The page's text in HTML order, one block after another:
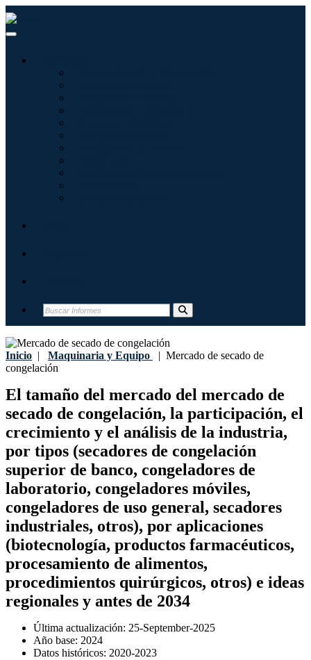
Inicio | Maquinaria y Equipo | Mercado de secado de
congelación
El tamaño del mercado del mercado de
secado de congelación, la participación, el
crecimiento y el análisis de la industria,
por tipos (secadores de congelación
superior de banco, congeladores de
laboratorio, congeladores móviles,
congeladores de uso general, secadores
industriales, otros), por aplicaciones
(biotecnología, productos farmacéuticos,
procesamiento de alimentos,
procedimientos quirúrgicos, otros) e ideas
regionales y antes de 2034
Última actualización: 25-September-2025
Año base: 2024
Datos históricos: 2020-2023